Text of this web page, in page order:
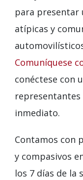
para presentar
atípicas y
Comuníquese
conéctese con
representantes
inmediato.
Contamos con
y compasivos
los 7 días de la